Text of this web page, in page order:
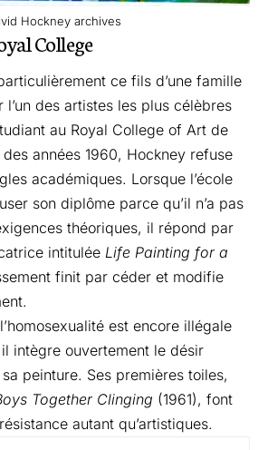
Hockney archives
College
ce fils d’une famille
des artistes les plus célèbres
au Royal College of Art de
années 1960, Hockney refuse
académiques. Lorsque l’école
son diplôme parce qu’il n’a pas
théoriques, il répond par
intitulée Life Painting for a
finit par céder et modifie
est encore illégale
intègre ouvertement le désir
peinture. Ses premières toiles,
Together Clinging (1961), font
autant qu’artistiques.